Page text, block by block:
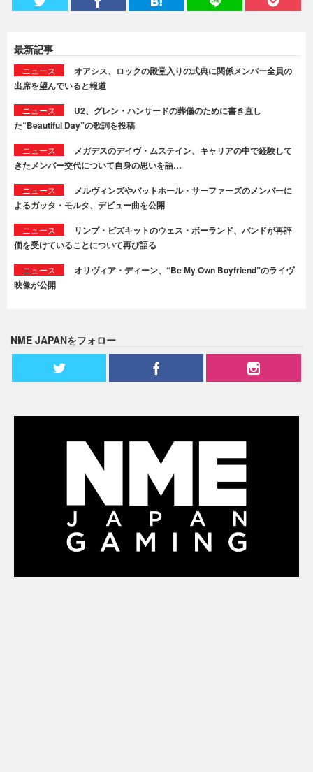
最新記事
ニュース
オアシス、ロックの殿堂入りの式典に関係メンバー全員の
出席を望んでいると報道
ニュース
U2、グレン・ハンサードの葬儀のために書き直し
た“Beautiful Day”の歌詞を投稿
ニュース
メガデスのデイヴ・ムステイン、キャリアの中で経験して
きたメンバー交代について自身の思いを語…
ニュース
メルヴィンズやバットホール・サーファーズのメンバーに
よるガッタ・モルタ、デビュー曲を公開
ニュース
リンプ・ビズキットのウェス・ボーランド、バンドが再評
価を受けていることについて再び語る
ニュース
オリヴィア・ディーン、“Be My Own Boyfriend”のライヴ
映像が公開
NME JAPANをフォロー